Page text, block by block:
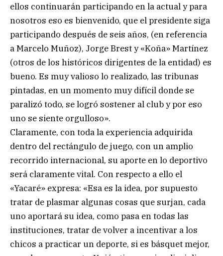
ellos continuarán participando en la actual y para
nosotros eso es bienvenido, que el presidente siga
participando después de seis años, (en referencia
a Marcelo Muñoz), Jorge Brest y «Koña» Martínez
(otros de los históricos dirigentes de la entidad) es
bueno. Es muy valioso lo realizado, las tribunas
pintadas, en un momento muy difícil donde se
paralizó todo, se logró sostener al club y por eso
uno se siente orgulloso».
Claramente, con toda la experiencia adquirida
dentro del rectángulo de juego, con un amplio
recorrido internacional, su aporte en lo deportivo
será claramente vital. Con respecto a ello el
«Yacaré» expresa: «Esa es la idea, por supuesto
tratar de plasmar algunas cosas que surjan, cada
uno aportará su idea, como pasa en todas las
instituciones, tratar de volver a incentivar a los
chicos a practicar un deporte, si es básquet mejor,